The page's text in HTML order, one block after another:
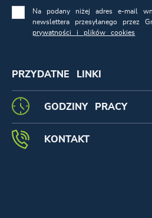
PRZYDATNE LINKI
Na podany niżej adres e-mail
newslettera przesyłanego przez
prywatności i plików cookies
GODZINY PRACY
KONTAKT